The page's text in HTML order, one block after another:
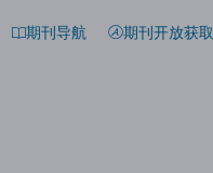
期刊导航 期刊开放获取